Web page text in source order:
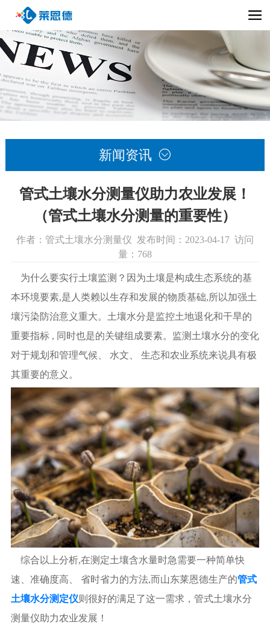
新闻资讯 
管式土壤水分测量仪助力农业发展！
（管式土壤水分测量的重要性）
作者：管式土壤水分测量仪 发布时间：2023-04-17 访问
量：768
为什么要实行土壤监测？因为土壤是构成生态系统的基
本环境要素,是人类赖以生存和发展的物质基础,所以加强土
壤污染防治意义重大。土壤水分是监控土地退化和干旱的
重要指标 , 同时也是的关键组成要素。监测土壤水分的变化
对于规划和管理气候、 水文、 生态和农业系统来说具有极
其重要的意义。
综合以上分析,在测定土壤含水量时急需要一种简单快
速、准确度高、 省时省力的方法,而山东莱恩德生产的管式
土壤水分测定仪则很好的满足了这一需求，管式土壤水分
测量仪助力农业发展！